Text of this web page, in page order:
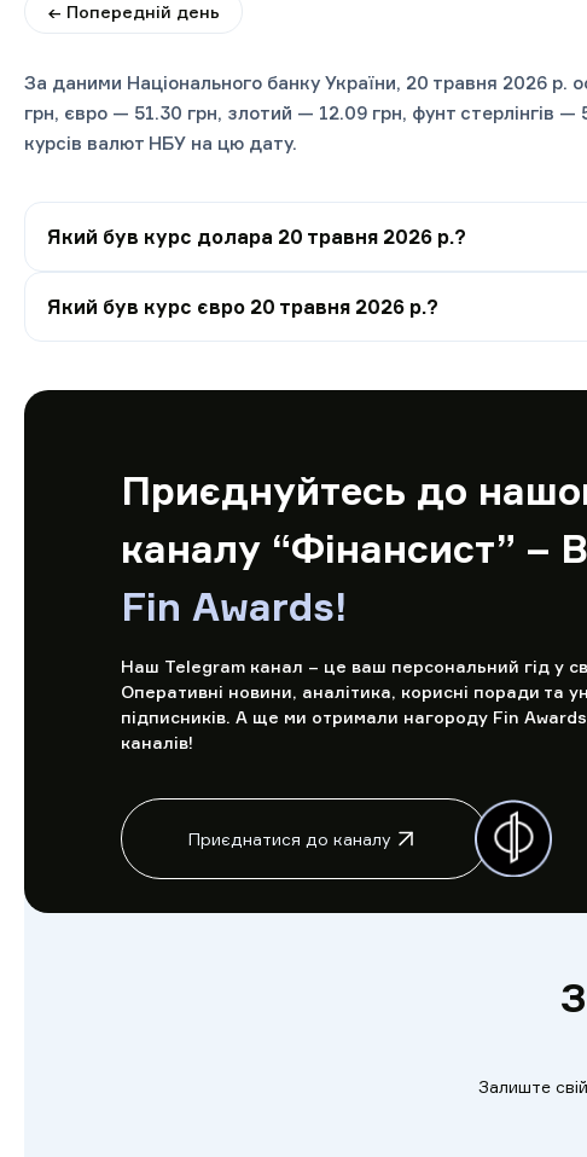
← Попередній день
За даними Національного банку України, 20 травня 2026 р.
грн, євро — 51.30 грн, злотий — 12.09 грн, фунт стерлінгів
курсів валют НБУ на цю дату.
Який був курс долара 20 травня 2026 р.?
Який був курс євро 20 травня 2026 р.?
Приєднуйтесь до
каналу “Фінансист” –
Fin Awards!
Наш Telegram канал – це ваш персональний гід у
Оперативні новини, аналітика, корисні поради та
підписників. А ще ми отримали нагороду Fin
каналів!
Приєднатися до каналу
Залиште